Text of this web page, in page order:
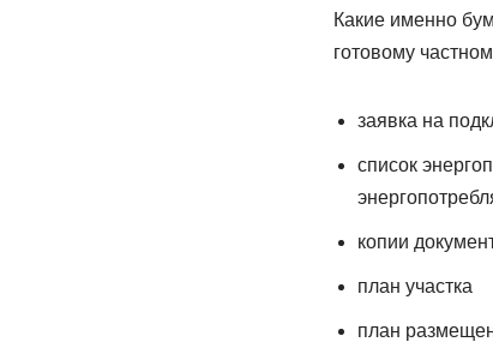
Какие именно
готовому
заявка на
список
копии
план участка
план